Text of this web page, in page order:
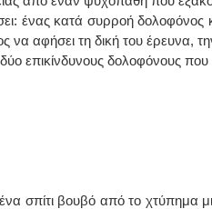
ένας κατά συρροή δολοφόνος
να αφήσει τη δική του έρευνα,
επικίνδυνους δολοφόνους
σπίτι βουβό από το χτύπημα